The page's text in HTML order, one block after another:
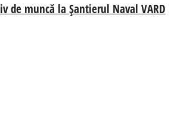
de muncă la Șantierul Naval VARD